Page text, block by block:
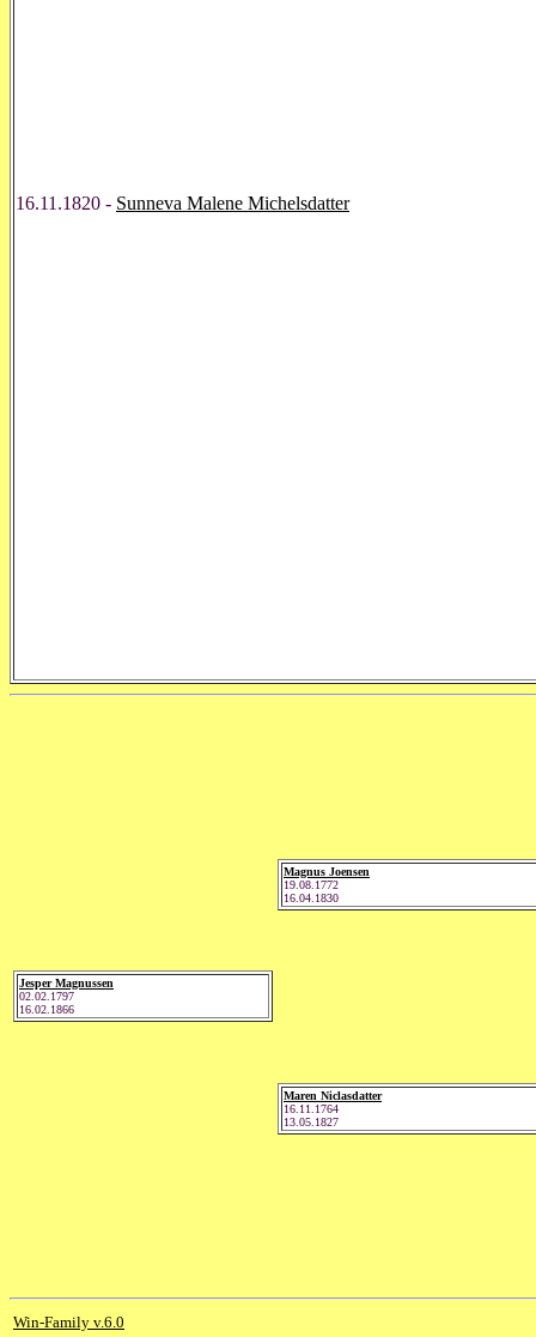
16.11.1820 - Sunneva Malene Michelsdatter
Jesper Magnussen
02.02.1797
16.02.1866
Magnus Joensen
19.08.1772
16.04.1830
Maren Niclasdatter
16.11.1764
13.05.1827
Win-Family v.6.0